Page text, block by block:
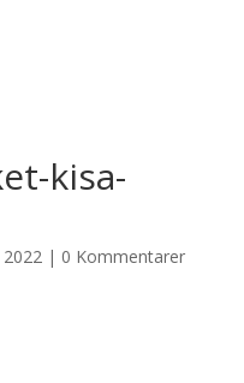
kisa-
| 0 Kommentarer